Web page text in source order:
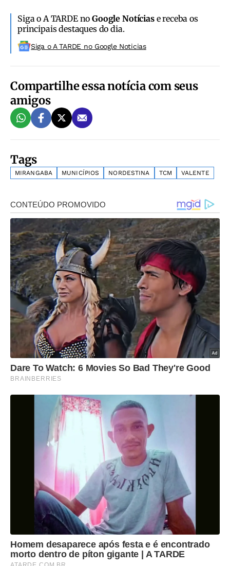
Siga o A TARDE noGoogle Notíciase receba os
principais destaques do dia.
Siga o A TARDE no Google Noticias
Compartilhe essa notícia com seus
amigos
Tags
MIRANGABA MUNICÍPIOS NORDESTINA TCM VALENTE